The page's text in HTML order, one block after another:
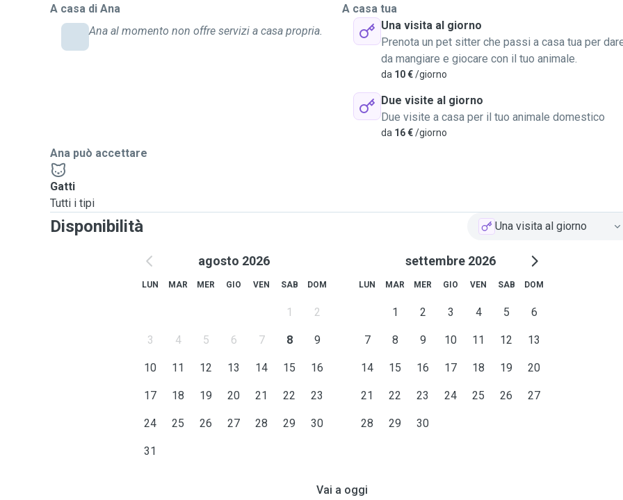
A casa di Ana
Ana al momento non offre servizi a casa propria.
A casa tua
Una visita al giorno
Prenota un pet sitter che passi a casa tua per
da mangiare e giocare con il tuo animale.
da 10 €/giorno
Due visite al giorno
Due visite a casa per il tuo animale domestico
da 16 €/giorno
Ana può accettare
Gatti
Tutti i tipi
Disponibilità Una visita al giorno
agosto 2026
LUN MAR MER GIO VEN SAB DOM
1 2
3 4 5 6 7 8 9
10 11 12 13 14 15 16
17 18 19 20 21 22 23
24 25 26 27 28 29 30
31
settembre 2026
LUN MAR MER GIO VEN SAB DOM
1 2 3 4 5 6
7 8 9 10 11 12 13
14 15 16 17 18 19 20
21 22 23 24 25 26 27
28 29 30
Vai a oggi